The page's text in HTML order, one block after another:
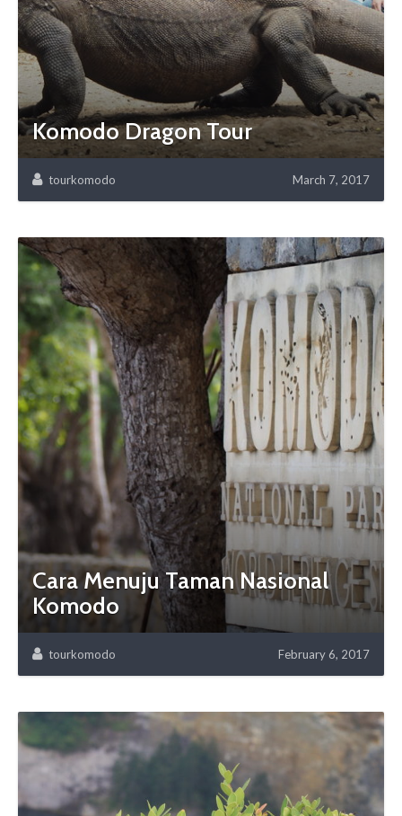
Komodo Dragon Tour
tourkomodo March 7, 2017
Cara Menuju Taman Nasional
Komodo
tourkomodo February 6, 2017